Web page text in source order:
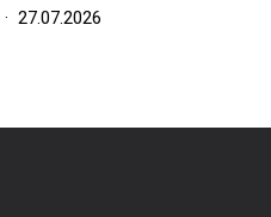
27.07.2026